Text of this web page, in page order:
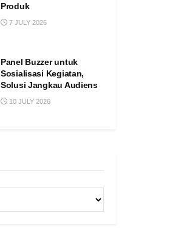
Produk
7 JULY 2026
Panel Buzzer untuk
Sosialisasi Kegiatan,
Solusi Jangkau Audiens
10 JULY 2026